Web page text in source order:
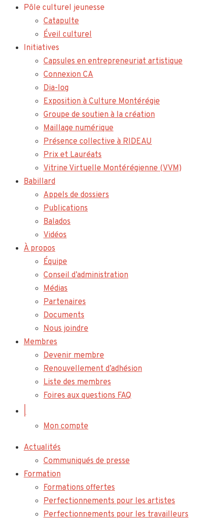
Pôle culturel jeunesse
Catapulte
Éveil culturel
Initiatives
Capsules en entrepreneuriat artistique
Connexion CA
Dia-log
Exposition à Culture Montérégie
Groupe de soutien à la création
Maillage numérique
Présence collective à RIDEAU
Prix et Lauréats
Vitrine Virtuelle Montérégienne (VVM)
Babillard
Appels de dossiers
Publications
Balados
Vidéos
À propos
Équipe
Conseil d’administration
Médias
Partenaires
Documents
Nous joindre
Membres
Devenir membre
Renouvellement d’adhésion
Liste des membres
Foires aux questions FAQ
|
Mon compte
Actualités
Communiqués de presse
Formation
Formations offertes
Perfectionnements pour les artistes
Perfectionnements pour les travailleurs